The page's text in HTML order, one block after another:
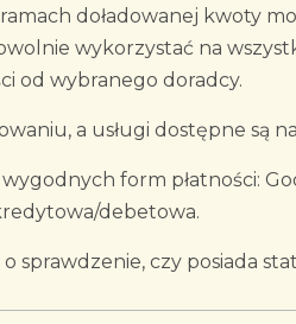
doładowanej kwoty
wykorzystać na
od wybranego doradcy.
a usługi dostępne są
form płatności:
debetowa.
sprawdzenie, czy posiada